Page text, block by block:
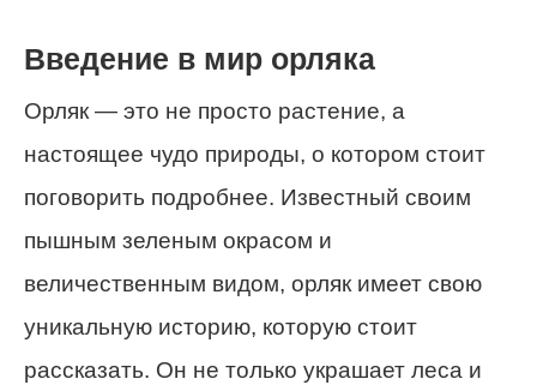
Введение в мир орляка
Орляк — это не просто растение, а
настоящее чудо природы, о котором стоит
поговорить подробнее. Известный своим
пышным зеленым окрасом и
величественным видом, орляк имеет свою
уникальную историю, которую стоит
рассказать. Он не только украшает леса и